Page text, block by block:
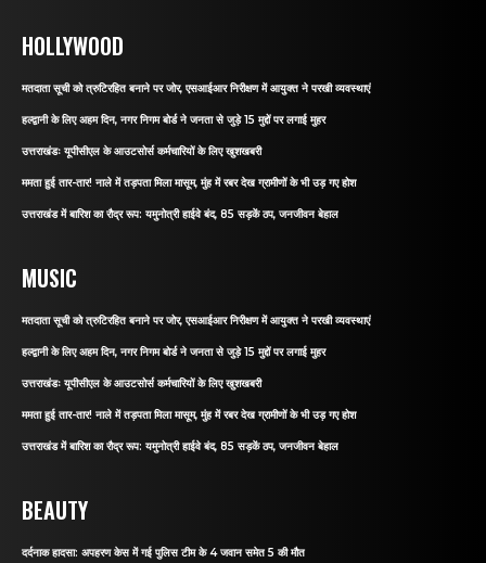
HOLLYWOOD
मतदाता सूची को त्रुटिरहित बनाने पर जोर, एसआईआर निरीक्षण में आयुक्त ने परखी व्यवस्थाएं
हल्द्वानी के लिए अहम दिन, नगर निगम बोर्ड ने जनता से जुड़े 15 मुद्दों पर लगाई मुहर
उत्तराखंडः यूपीसीएल के आउटसोर्स कर्मचारियों के लिए खुशखबरी
ममता हुई तार-तार! नाले में तड़पता मिला मासूम, मुंह में रबर देख ग्रामीणों के भी उड़ गए होश
उत्तराखंड में बारिश का रौद्र रूप: यमुनोत्री हाईवे बंद, 85 सड़कें ठप, जनजीवन बेहाल
MUSIC
मतदाता सूची को त्रुटिरहित बनाने पर जोर, एसआईआर निरीक्षण में आयुक्त ने परखी व्यवस्थाएं
हल्द्वानी के लिए अहम दिन, नगर निगम बोर्ड ने जनता से जुड़े 15 मुद्दों पर लगाई मुहर
उत्तराखंडः यूपीसीएल के आउटसोर्स कर्मचारियों के लिए खुशखबरी
ममता हुई तार-तार! नाले में तड़पता मिला मासूम, मुंह में रबर देख ग्रामीणों के भी उड़ गए होश
उत्तराखंड में बारिश का रौद्र रूप: यमुनोत्री हाईवे बंद, 85 सड़कें ठप, जनजीवन बेहाल
BEAUTY
दर्दनाक हादसा: अपहरण केस में गई पुलिस टीम के 4 जवान समेत 5 की मौत